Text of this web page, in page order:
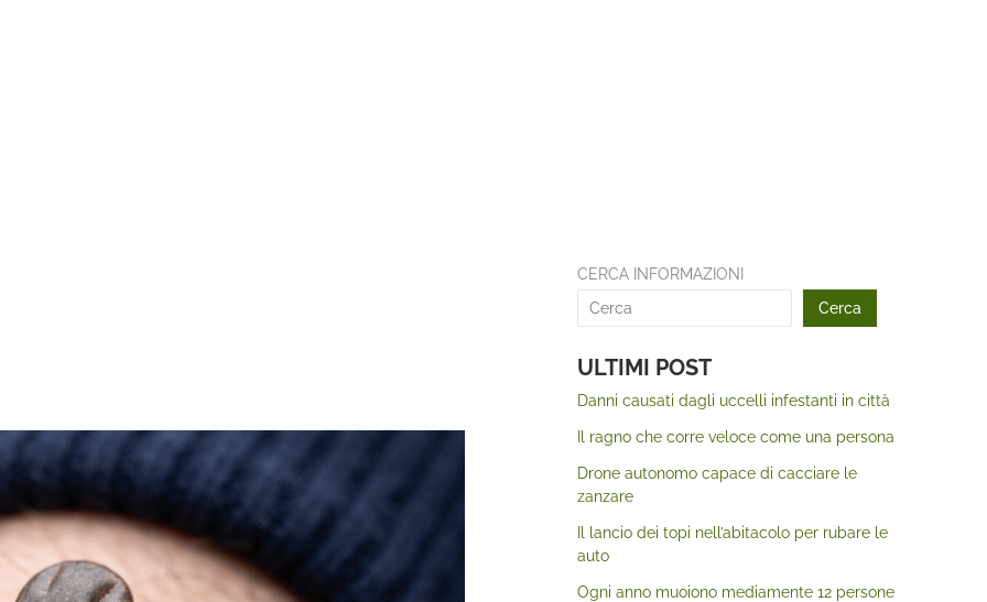
CERCA INFORMAZIONI
Cerca
ULTIMI POST
Danni causati dagli uccelli infestanti in città
Il ragno che corre veloce come una persona
Drone autonomo capace di cacciare le
zanzare
Il lancio dei topi nell’abitacolo per rubare le
auto
Ogni anno muoiono mediamente 12 persone